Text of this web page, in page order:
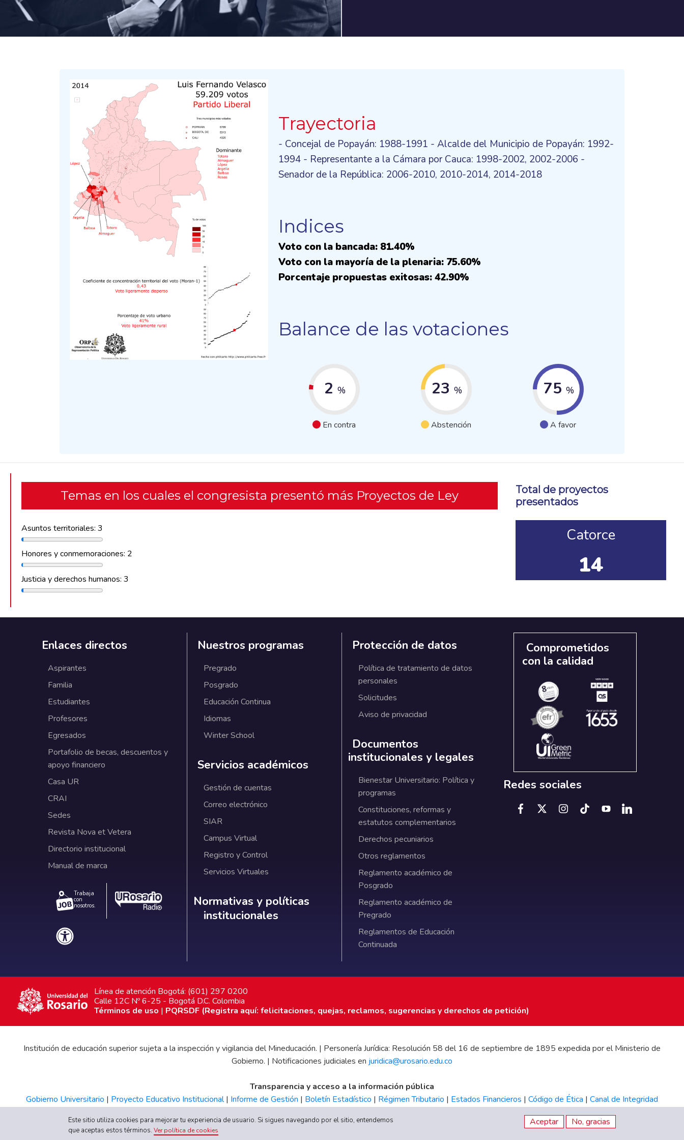
Trayectoria
- Concejal de Popayán: 1988-1991 - Alcalde del Municipio de Popayán: 1992-
1994 - Representante a la Cámara por Cauca: 1998-2002, 2002-2006 -
Senador de la República: 2006-2010, 2010-2014, 2014-2018
Indices
Voto con la bancada: 81.40%
Voto con la mayoría de la plenaria: 75.60%
Porcentaje propuestas exitosas: 42.90%
Balance de las votaciones
2 %
En contra
23 %
Abstención
75 %
A favor
Temas en los cuales el congresista presentó más Proyectos de Ley
Asuntos territoriales: 3
Honores y conmemoraciones: 2
Justicia y derechos humanos: 3
Total de proyectos
presentados
Catorce
14
Enlaces directos
Aspirantes
Familia
Estudiantes
Profesores
Egresados
Portafolio de becas, descuentos y
apoyo financiero
Casa UR
CRAI
Sedes
Revista Nova et Vetera
Directorio institucional
Manual de marca
Trabaja
con
nosotros.
Nuestros programas
Pregrado
Posgrado
Educación Continua
Idiomas
Winter School
Servicios académicos
Gestión de cuentas
Correo electrónico
SIAR
Campus Virtual
Registro y Control
Servicios Virtuales
Normativas y políticas institucionales
Normativas y políticas
institucionales
Protección de datos
Política de tratamiento de datos
personales
Solicitudes
Aviso de privacidad
Documentos
institucionales y legales
Bienestar Universitario: Política y
programas
Constituciones, reformas y
estatutos complementarios
Derechos pecuniarios
Otros reglamentos
Reglamento académico de
Posgrado
Reglamento académico de
Pregrado
Reglamentos de Educación
Continuada
Comprometidos
con la calidad
Redes sociales
Línea de atención Bogotá: (601) 297 0200
Calle 12C Nº 6-25 - Bogotá D.C. Colombia
Términos de uso | PQRSDF (Registra aquí: felicitaciones, quejas, reclamos, sugerencias y derechos de petición)
Institución de educación superior sujeta a la inspección y vigilancia del Mineducación. | Personería Jurídica: Resolución 58 del 16 de septiembre de 1895 expedida por el Ministerio de
Gobierno. | Notificaciones judiciales en juridica@urosario.edu.co
Transparencia y acceso a la información pública
Gobierno Universitario | Proyecto Educativo Institucional| Informe de Gestión | Boletín Estadístico | Régimen Tributario | Estados Financieros | Código de Ética | Canal de Integridad
Este sitio utiliza cookies para mejorar tu experiencia de usuario. Si sigues navegando por el sitio, entendemos
que aceptas estos términos.Ver política de cookies
Aceptar No, gracias